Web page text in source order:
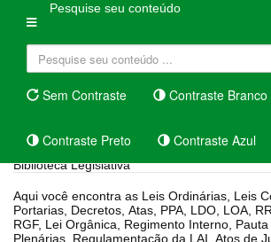
Pesquise seu conteúdo
Sem Contraste Contraste Branco
Contraste Preto Contraste Azul
Biblioteca Legislativa
Aqui você encontra as Leis Ordinárias, Leis Complementares,
Portarias, Decretos, Atas, PPA, LDO, LOA, RREO,
RGF, Lei Orgânica, Regimento Interno,
Plenárias, Regulamentação da LAI, Atos de